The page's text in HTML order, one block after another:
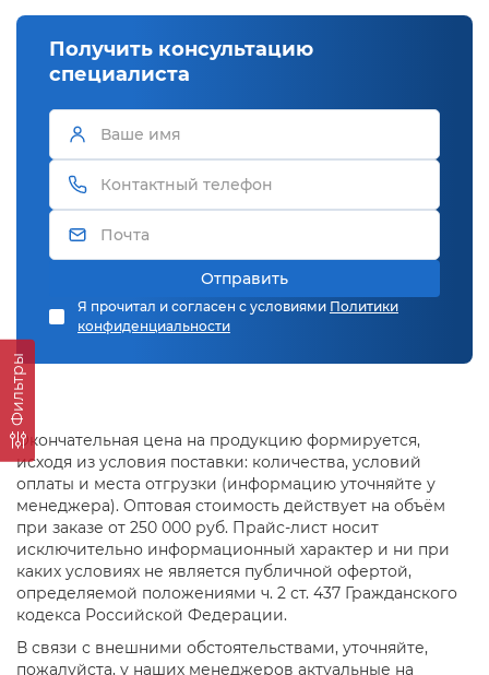
Фильтры
Получить консультацию
специалиста
Отправить
Я прочитал и согласен с условиями Политики
конфиденциальности
Окончательная цена на продукцию формируется,
исходя из условия поставки: количества, условий
оплаты и места отгрузки (информацию уточняйте у
менеджера). Оптовая стоимость действует на объём
при заказе от 250 000 руб. Прайс-лист носит
исключительно информационный характер и ни при
каких условиях не является публичной офертой,
определяемой положениями ч. 2 ст. 437 Гражданского
кодекса Российской Федерации.
В связи с внешними обстоятельствами, уточняйте,
пожалуйста, у наших менеджеров актуальные на